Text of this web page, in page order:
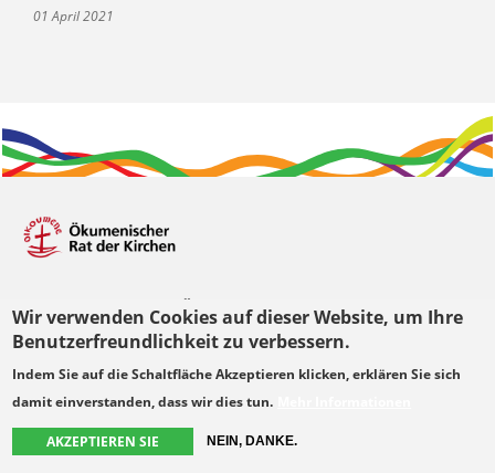
Wir verwenden Cookies auf dieser Website, um Ihre
Benutzerfreundlichkeit zu verbessern.
Indem Sie auf die Schaltfläche Akzeptieren klicken, erklären Sie sich
damit einverstanden, dass wir dies tun.
AKZEPTIEREN SIE NEIN, DANKE.
01 April 2021
Besuchen Sie den ÖRK
Ecumenical Centre
Kyoto Building
Chemin du Pommier 42
CH-1218 Le Grand-Saconnex, Switzerland